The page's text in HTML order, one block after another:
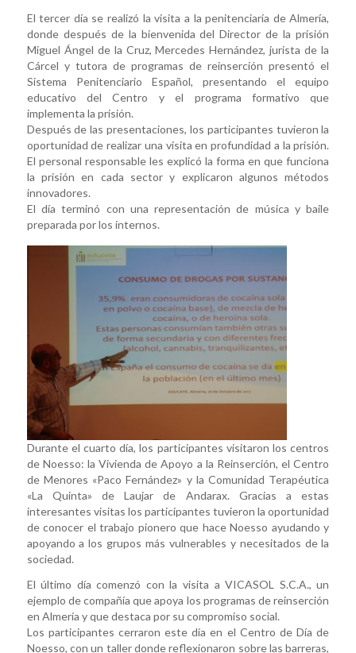
El tercer día se realizó la visita a la penitenciaría de Almería,
donde después de la bienvenida del Director de la prisión
Miguel Ángel de la Cruz, Mercedes Hernández, jurista de la
Cárcel y tutora de programas de reinserción presentó el
Sistema Penitenciario Español, presentando el equipo
educativo del Centro y el programa formativo que
implementa la prisión.
Después de las presentaciones, los participantes tuvieron la
oportunidad de realizar una visita en profundidad a la prisión.
El personal responsable les explicó la forma en que funciona
la prisión en cada sector y explicaron algunos métodos
innovadores.
El día terminó con una representación de música y baile
preparada por los internos.
Durante el cuarto día, los participantes visitaron los centros
de Noesso: la Vivienda de Apoyo a la Reinserción, el Centro
de Menores «Paco Fernández» y la Comunidad Terapéutica
«La Quinta» de Laujar de Andarax. Gracias a estas
interesantes visitas los participantes tuvieron la oportunidad
de conocer el trabajo pionero que hace Noesso ayudando y
apoyando a los grupos más vulnerables y necesitados de la
sociedad.
El último día comenzó con la visita a VICASOL S.C.A., un
ejemplo de compañía que apoya los programas de reinserción
en Almería y que destaca por su compromiso social.
Los participantes cerraron este día en el Centro de Día de
Noesso, con un taller donde reflexionaron sobre las barreras,